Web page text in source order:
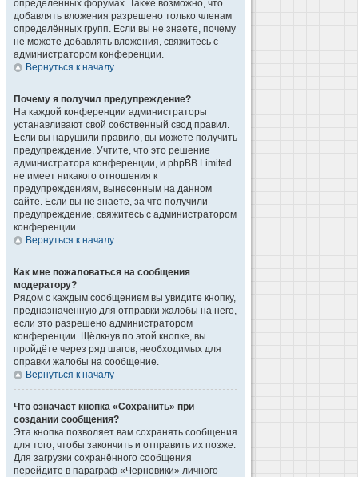
определённых форумах. Также возможно, что
добавлять вложения разрешено только членам
определённых групп. Если вы не знаете, почему
не можете добавлять вложения, свяжитесь с
администратором конференции.
Вернуться к началу
Почему я получил предупреждение?
На каждой конференции администраторы
устанавливают свой собственный свод правил.
Если вы нарушили правило, вы можете получить
предупреждение. Учтите, что это решение
администратора конференции, и phpBB Limited
не имеет никакого отношения к
предупреждениям, вынесенным на данном
сайте. Если вы не знаете, за что получили
предупреждение, свяжитесь с администратором
конференции.
Вернуться к началу
Как мне пожаловаться на сообщения
модератору?
Рядом с каждым сообщением вы увидите кнопку,
предназначенную для отправки жалобы на него,
если это разрешено администратором
конференции. Щёлкнув по этой кнопке, вы
пройдёте через ряд шагов, необходимых для
оправки жалобы на сообщение.
Вернуться к началу
Что означает кнопка «Сохранить» при
создании сообщения?
Эта кнопка позволяет вам сохранять сообщения
для того, чтобы закончить и отправить их позже.
Для загрузки сохранённого сообщения
перейдите в параграф «Черновики» личного